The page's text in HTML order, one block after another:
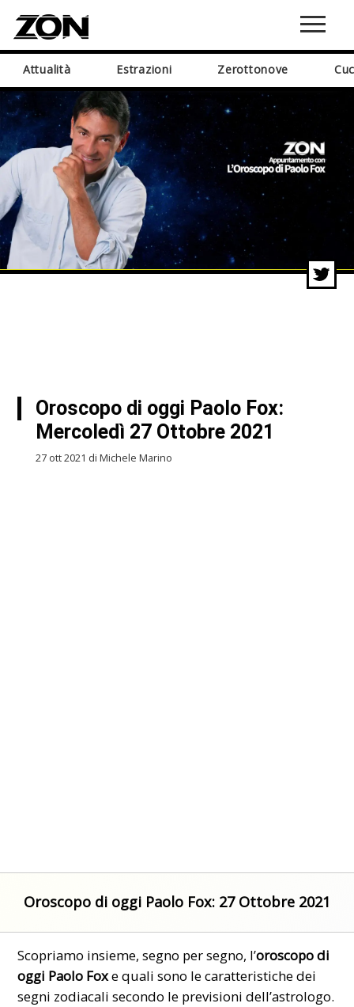
Attualità Estrazioni Zerottonove
Oroscopo di oggi Paolo Fox:
Mercoledì 27 Ottobre 2021
27 ott 2021 di Michele Marino
Oroscopo di oggi Paolo Fox: 27 Ottobre 2021
Scopriamo insieme, segno per segno, l’oroscopo di
oggi Paolo Foxe quali sono le caratteristiche dei
segni zodiacali secondo le previsioni dell’astrologo.